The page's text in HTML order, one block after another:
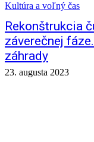
Kultúra a voľný čas
Rekonštrukcia
záverečnej
záhrady
23. augusta 2023